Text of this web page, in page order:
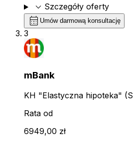
expand_more Szczegóły oferty
calendar_month Umów darmową konsultację
3
mBank
KH "Elastyczna hipoteka"
Rata od
6949,00 zł